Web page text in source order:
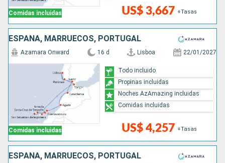
Comidas incluidas US$ 3,667 +Tasas
ESPAÑA, MARRUECOS, PORTUGAL
Comidas incluidas
Azamara Onward 16 d Lisboa 22/01/2027
US$ 4,257 +Tasas
Todo incluido
Propinas incluidas
Noches AzAmazing incluidas
Comidas incluidas
ESPAÑA, MARRUECOS, PORTUGAL